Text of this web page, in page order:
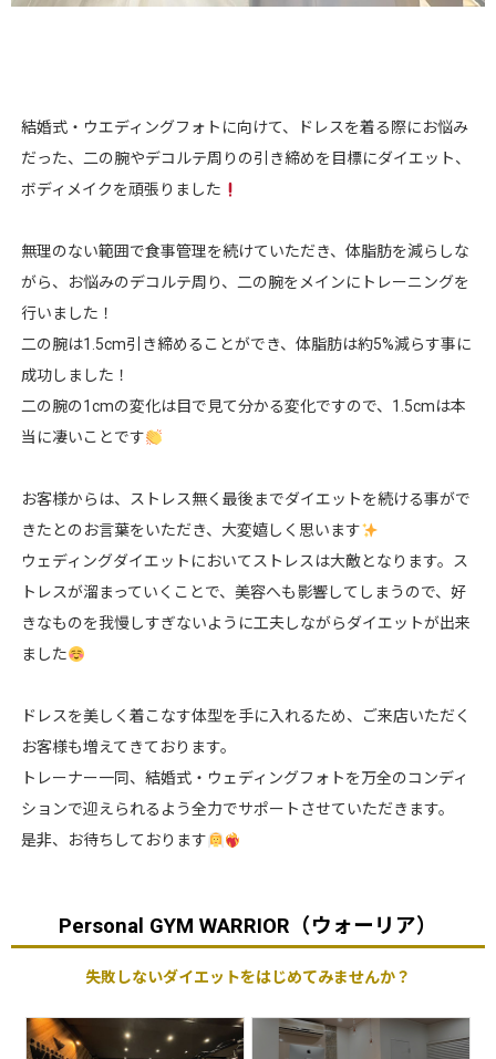
結婚式・ウエディングフォトに向けて、ドレスを着る際にお悩み
だった、二の腕やデコルテ周りの引き締めを目標にダイエット、
ボディメイクを頑張りました
無理のない範囲で食事管理を続けていただき、体脂肪を減らしな
がら、お悩みのデコルテ周り、二の腕をメインにトレーニングを
行いました！
二の腕は1.5cm引き締めることができ、体脂肪は約5%減らす事に
成功しました！
二の腕の1cmの変化は目で見て分かる変化ですので、1.5cmは本
当に凄いことです
お客様からは、ストレス無く最後までダイエットを続ける事がで
きたとのお言葉をいただき、大変嬉しく思います
ウェディングダイエットにおいてストレスは大敵となります。ス
トレスが溜まっていくことで、美容へも影響してしまうので、好
きなものを我慢しすぎないように工夫しながらダイエットが出来
ました
ドレスを美しく着こなす体型を手に入れるため、ご来店いただく
お客様も増えてきております。
トレーナー一同、結婚式・ウェディングフォトを万全のコンディ
ションで迎えられるよう全力でサポートさせていただきます。
是非、お待ちしております
Personal GYM WARRIOR（ウォーリア）
失敗しないダイエットをはじめてみませんか？